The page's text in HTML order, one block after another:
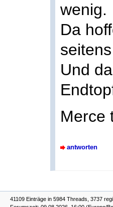
wenig.
Da
Und
Merce
antworten
41109 Einträge in 5984 Threads, 3737